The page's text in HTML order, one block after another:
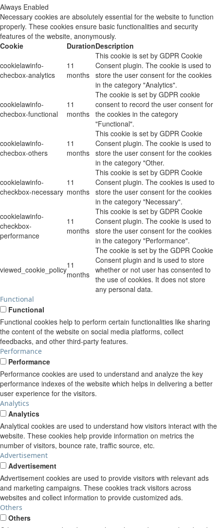
Always Enabled
Necessary cookies are absolutely essential for the website to function
properly. These cookies ensure basic functionalities and security
features of the website, anonymously.
Cookie
DurationDescription
cookielawinfo-
checbox-analytics
11
months
This cookie is set by GDPR Cookie
Consent plugin. The cookie is used to
store the user consent for the cookies
in the category "Analytics".
cookielawinfo-
checbox-functional
11
months
The cookie is set by GDPR cookie
consent to record the user consent for
the cookies in the category
"Functional".
cookielawinfo-
checbox-others
11
months
This cookie is set by GDPR Cookie
Consent plugin. The cookie is used to
store the user consent for the cookies
in the category "Other.
cookielawinfo-
checkbox-necessary
11
months
This cookie is set by GDPR Cookie
Consent plugin. The cookies is used to
store the user consent for the cookies
in the category "Necessary".
cookielawinfo-
checkbox-
performance
11
months
This cookie is set by GDPR Cookie
Consent plugin. The cookie is used to
store the user consent for the cookies
in the category "Performance".
viewed_cookie_policy11
months
The cookie is set by the GDPR Cookie
Consent plugin and is used to store
whether or not user has consented to
the use of cookies. It does not store
any personal data.
Functional
Functional
Functional cookies help to perform certain functionalities like sharing
the content of the website on social media platforms, collect
feedbacks, and other third-party features.
Performance
Performance
Performance cookies are used to understand and analyze the key
performance indexes of the website which helps in delivering a better
user experience for the visitors.
Analytics
Analytics
Analytical cookies are used to understand how visitors interact with the
website. These cookies help provide information on metrics the
number of visitors, bounce rate, traffic source, etc.
Advertisement
Advertisement
Advertisement cookies are used to provide visitors with relevant ads
and marketing campaigns. These cookies track visitors across
websites and collect information to provide customized ads.
Others
Others